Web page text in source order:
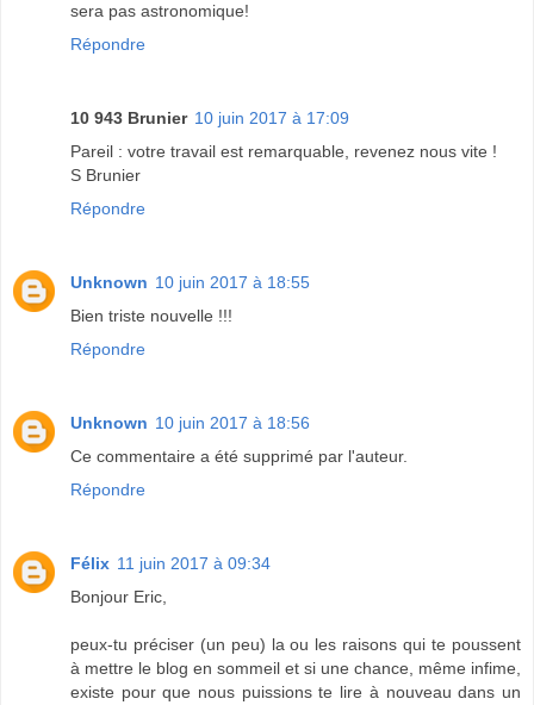
sera pas astronomique!
Répondre
10 943 Brunier 10 juin 2017 à 17:09
Pareil : votre travail est remarquable, revenez nous vite !
S Brunier
Répondre
Unknown 10 juin 2017 à 18:55
Bien triste nouvelle !!!
Répondre
Unknown 10 juin 2017 à 18:56
Ce commentaire a été supprimé par l'auteur.
Répondre
Félix 11 juin 2017 à 09:34
Bonjour Eric,
peux-tu préciser (un peu) la ou les raisons qui te poussent
à mettre le blog en sommeil et si une chance, même infime,
existe pour que nous puissions te lire à nouveau dans un